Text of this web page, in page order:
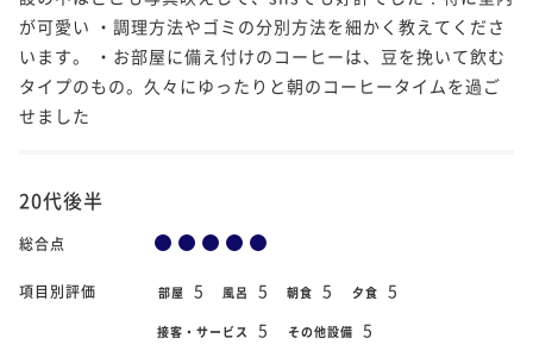
が可愛い ・調理方法やゴミの分別方法を細かく教えてくださ
います。 ・お部屋に備え付けのコーヒーは、豆を挽いて飲む
タイプのもの。久々にゆったりと朝のコーヒータイムを過ご
せました
20代後半
総合点
項目別評価 部屋 5 風呂 5 朝食 5 夕食 5
接客・サービス 5 その他設備 5